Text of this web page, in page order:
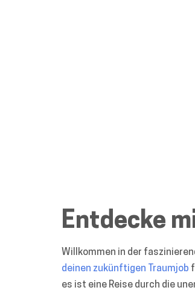
Entdecke
Willkommen in der
deinen zukünftigen Traumjob
es ist eine Reise durch die